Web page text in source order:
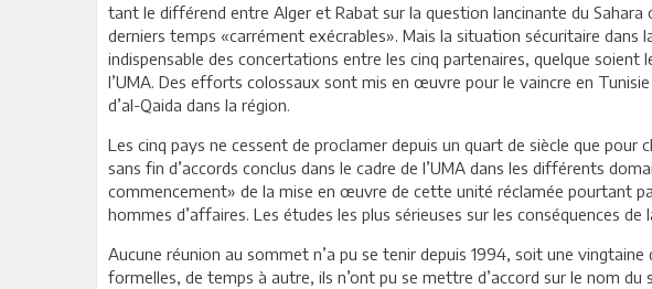
tant le différend entre Alger et Rabat sur la question lancinante du
derniers temps «carrément exécrables». Mais la situation sécuritaire dans
indispensable des concertations entre les cinq partenaires, quelque
l’UMA. Des efforts colossaux sont mis en œuvre pour le vaincre en
d’al-Qaida dans la région.
Les cinq pays ne cessent de proclamer depuis un quart de siècle que
sans fin d’accords conclus dans le cadre de l’UMA dans les différents
commencement» de la mise en œuvre de cette unité réclamée pourtant
hommes d’affaires. Les études les plus sérieuses sur les conséquences
Aucune réunion au sommet n’a pu se tenir depuis 1994, soit une
formelles, de temps à autre, ils n’ont pu se mettre d’accord sur le nom du